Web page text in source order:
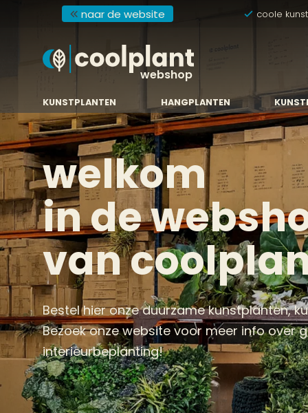
naar de website coole
webshop
KUNSTPLANTEN HANGPLANTEN
welkom
in de
van
Bestel hier onze duurzame kunstplanten,
Bezoek onze website voor meer info over
interieurbeplanting!